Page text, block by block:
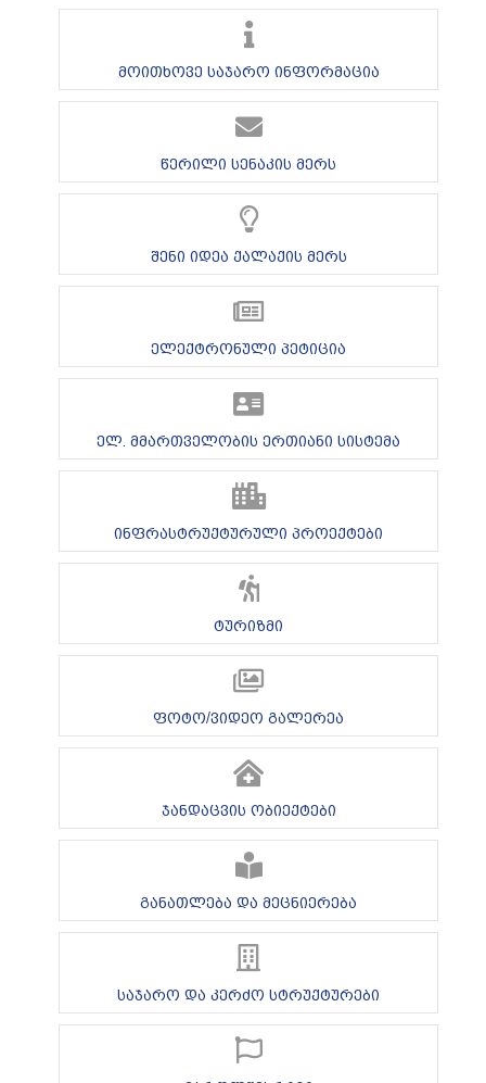
მოითხოვე საჯარო ინფორმაცია
წერილი სენაკის მერს
შენი იდეა ქალაქის მერს
ელექტრონული პეტიცია
ელ. მმართველობის ერთიანი სისტემა
ინფრასტრუქტურული პროექტები
ტურიზმი
ფოტო/ვიდეო გალერეა
ჯანდაცვის ობიექტები
განათლება და მეცნიერება
საჯარო და კერძო სტრუქტურები